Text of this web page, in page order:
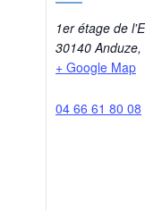
1er étage de
30140 Anduze,
+ Google Map
04 66 61 80 08